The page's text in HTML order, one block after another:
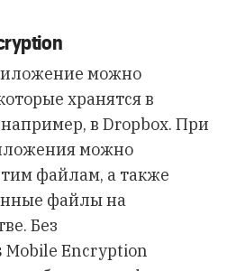
можно
хранятся в
в Dropbox. При
можно
файлам, а также
файлы на
Без
Encryption